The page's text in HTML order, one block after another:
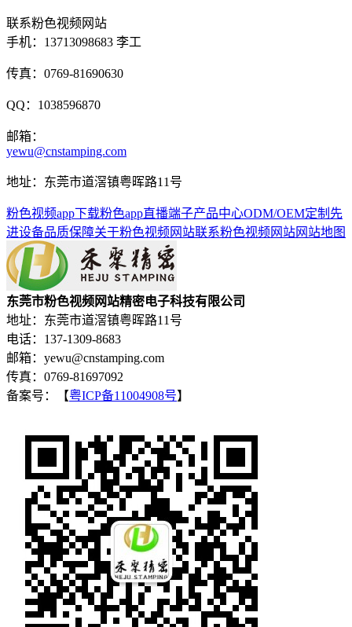
联系粉色视频网站
手机： 13713098683 李工
传真：0769-81690630
QQ：1038596870
邮箱：
yewu@cnstamping.com
地址：东莞市道滘镇粤晖路11号
粉色视频app下载粉色app直播端子产品中心ODM/OEM定制 先
进设备品质保障关于粉色视频网站联系粉色视频网站网站地图
东莞市粉色视频网站精密电子科技有限公司
地址：东莞市道滘镇粤晖路11号
电话：137-1309-8683
邮箱：yewu@cnstamping.com
传真：0769-81697092
备案号：【粤ICP备11004908号】